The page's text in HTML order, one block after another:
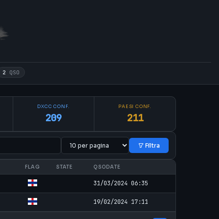
2 QSO
DXCC CONF.
209
PAESI CONF.
211
Filtra
FLAG STATE QSODATE
31/03/2024 06:35
19/02/2024 17:11